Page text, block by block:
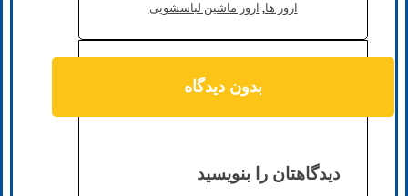
ارور ها, ارور ماشین لباسشویی
بدون دیدگاه
دیدگاهتان را بنویسید